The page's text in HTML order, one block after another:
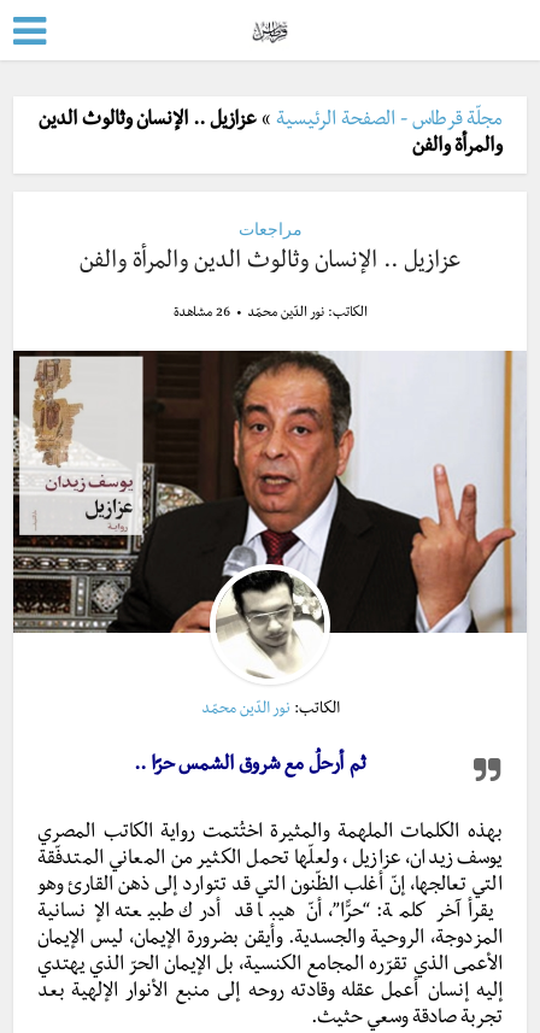
مجلّة قرطاس - الصفحة الرئيسية »عزازيل .. الإنسان وثالوث الدين
والمرأة والفن
مراجعات
عزازيل .. الإنسان وثالوث الدين والمرأة والفن
الكاتب:نور الدّين محمّد 26 مشاهدة
الكاتب: نور الدّين محمّد
ثم أرحلُ مع شروق الشمس حرًا ..
بهذه الكلمات الملهمة والمثيرة اختُتمت رواية الكاتب المصري
يوسف زيدان، عزازيل ، ولعلّها تحمل الكثير من المعاني المتدفّقة
التي تعالجها، إنّ أغلب الظّنون التي قد تتوارد إلى ذهن القارئ وهو
يقرأ آخر كلمة: “حرًّا”، أنّ هيبا قد أدرك طبيعته الإنسانية
المزدوجة، الروحية والجسدية. وأيقن بضرورة الإيمان، ليس الإيمان
الأعمى الذي تقرّره المجامع الكنسية، بل الإيمان الحرّ الذي يهتدي
إليه إنسان أعمل عقله وقادته روحه إلى منبع الأنوار الإلهية بعد
تجربة صادقة وسعي حثيث.